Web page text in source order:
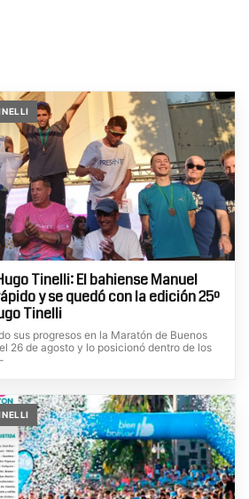
Tinelli: El bahiense Manuel
y se quedó con la edición 25º
Tinelli
sus progresos en la Maratón de Buenos
26 de agosto y lo posicionó dentro de los